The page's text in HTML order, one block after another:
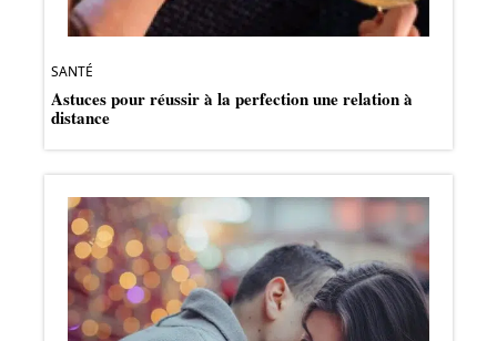
SANTÉ
Astuces pour réussir à la perfection une relation à
distance